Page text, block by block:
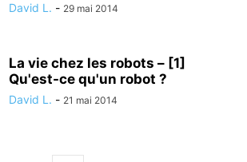
David L. - 29 mai 2014
La vie chez les robots – [1]
Qu'est-ce qu'un robot ?
David L. - 21 mai 2014